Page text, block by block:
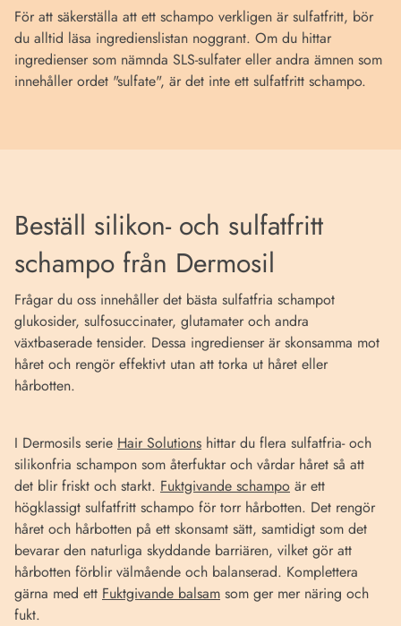
För att säkerställa att ett schampo verkligen är sulfatfritt, bör
du alltid läsa ingredienslistan noggrant. Om du hittar
ingredienser som nämnda SLS-sulfater eller andra ämnen som
innehåller ordet "sulfate", är det inte ett sulfatfritt schampo.
Beställ silikon- och sulfatfritt
schampo från Dermosil
Frågar du oss innehåller det bästa sulfatfria schampot
glukosider, sulfosuccinater, glutamater och andra
växtbaserade tensider. Dessa ingredienser är skonsamma mot
håret och rengör effektivt utan att torka ut håret eller
hårbotten.
I Dermosils serie Hair Solutions hittar du flera sulfatfria- och
silikonfria schampon som återfuktar och vårdar håret så att
det blir friskt och starkt. Fuktgivande schampo är ett
högklassigt sulfatfritt schampo för torr hårbotten. Det rengör
håret och hårbotten på ett skonsamt sätt, samtidigt som det
bevarar den naturliga skyddande barriären, vilket gör att
hårbotten förblir välmående och balanserad. Komplettera
gärna med ett Fuktgivande balsam som ger mer näring och
fukt.